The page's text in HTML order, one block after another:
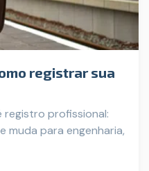
registrar sua
registro profissional:
muda para engenharia,